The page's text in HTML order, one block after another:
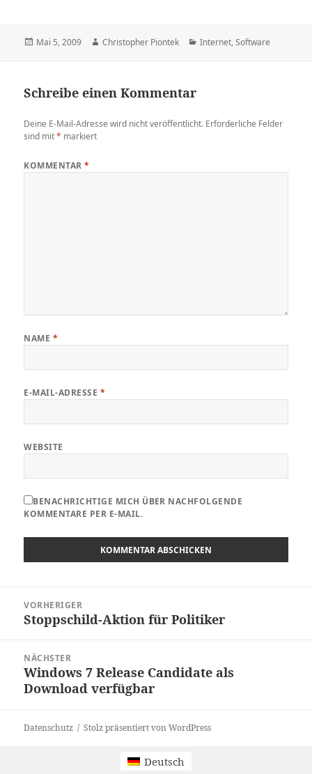
Veröffentlicht
Mai 5, 2009 Autor
Christopher Piontek Kategorien
Internet,Software
Schreibe einen Kommentar
Deine E-Mail-Adresse wird nicht veröffentlicht. Erforderliche Felder
sind mit* markiert
KOMMENTAR*
NAME *
E-MAIL-ADRESSE *
WEBSITE
BENACHRICHTIGE MICH ÜBER NACHFOLGENDE
KOMMENTARE PER E-MAIL.
VORHERIGER
Vorheriger
Stoppschild-Aktion für Politiker
NÄCHSTER
Nächster
Beitrag:
Windows 7 Release Candidate als
Download verfügbar
Datenschutz Stolz präsentiert von WordPress
Deutsch